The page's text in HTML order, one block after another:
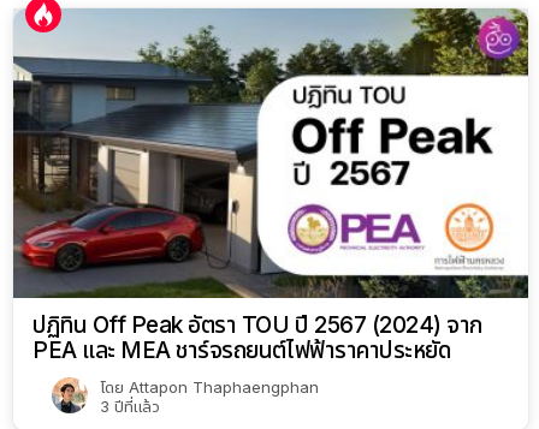
ปฏิทิน Off Peak อัตรา TOU ปี 2567 (2024) จาก
PEA และ MEA ชาร์จรถยนต์ไฟฟ้าราคาประหยัด
โดย Attapon Thaphaengphan
3 ปีที่แล้ว